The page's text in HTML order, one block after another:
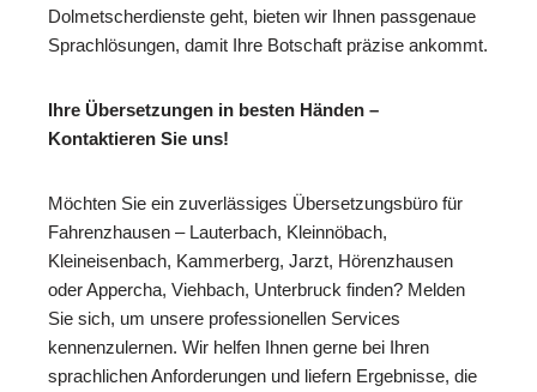
Dolmetscherdienste geht, bieten wir Ihnen passgenaue
Sprachlösungen, damit Ihre Botschaft präzise ankommt.
Ihre Übersetzungen in besten Händen –
Kontaktieren Sie uns!
Möchten Sie ein zuverlässiges Übersetzungsbüro für
Fahrenzhausen – Lauterbach, Kleinnöbach,
Kleineisenbach, Kammerberg, Jarzt, Hörenzhausen
oder Appercha, Viehbach, Unterbruck finden? Melden
Sie sich, um unsere professionellen Services
kennenzulernen. Wir helfen Ihnen gerne bei Ihren
sprachlichen Anforderungen und liefern Ergebnisse, die